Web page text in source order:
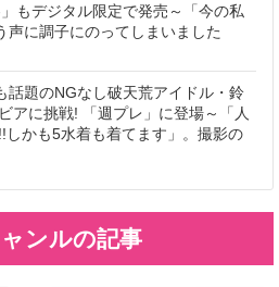
」もデジタル限定で発売～「今の私
声に調子にのってしまいました
話題のNGなし破天荒アイドル・鈴
アに挑戦! 「週プレ」に登場～「人
しかも5水着も着てます」。撮影の
ンルの記事